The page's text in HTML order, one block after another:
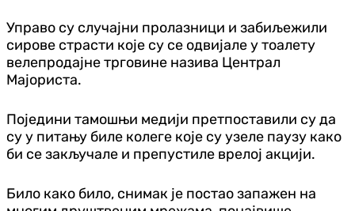
Управо су случајни пролазници и забиљежили
сирове страсти које су се одвијале у тоалету
велепродајне трговине назива Централ
Мајориста.
Поједини тамошњи медији претпоставили су да
су у питању биле колеге које су узеле паузу како
би се закључале и препустиле врелој акцији.
Било како било, снимак је постао запажен на